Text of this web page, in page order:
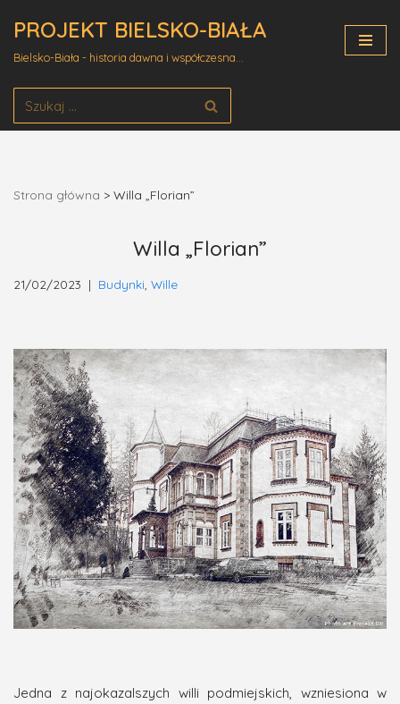
treści
PROJEKT BIELSKO-BIAŁA
Bielsko-Biała - historia dawna i współczesna...
Strona główna > Willa „Florian”
Willa „Florian”
21/02/2023 Budynki Wille
Jedna z najokazalszych willi podmiejskich, wzniesiona w